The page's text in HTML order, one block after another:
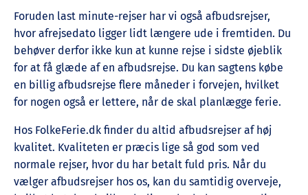
Foruden last minute-rejser har vi også afbudsrejser,
hvor afrejsedato ligger lidt længere ude i fremtiden. Du
behøver derfor ikke kun at kunne rejse i sidste øjeblik
for at få glæde af en afbudsrejse. Du kan sagtens købe
en billig afbudsrejse flere måneder i forvejen, hvilket
for nogen også er lettere, når de skal planlægge ferie.
Hos FolkeFerie.dk finder du altid afbudsrejser af høj
kvalitet. Kvaliteten er præcis lige så god som ved
normale rejser, hvor du har betalt fuld pris. Når du
vælger afbudsrejser hos os, kan du samtidig overveje,